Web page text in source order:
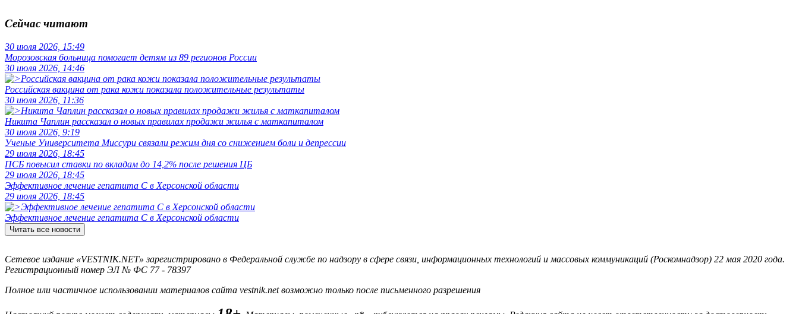
Сейчас читают
30 июля 2026, 15:49
Морозовская больница помогает детям из 89 регионов России
30 июля 2026, 14:46
Российская вакцина от рака кожи показала положительные результаты
30 июля 2026, 11:36
Никита Чаплин рассказал о новых правилах продажи жилья с маткапиталом
30 июля 2026, 9:19
Ученые Университета Миссури связали режим дня со снижением боли и депрессии
29 июля 2026, 18:45
ПСБ повысил ставки по вкладам до 14,2% после решения ЦБ
29 июля 2026, 18:45
Эффективное лечение гепатита C в Херсонской области
29 июля 2026, 18:45
Эффективное лечение гепатита C в Херсонской области
Читать все новости
Сетевое издание «VESTNIK.NET» зарегистрировано в Федеральной службе по надзору в сфере связи, информационных технологий и массовых коммуникаций (Роскомнадзор) 22 мая 2020 года.
Регистрационный номер ЭЛ № ФС 77 - 78397
Полное или частичное использовании материалов сайта vestnik.net возможно только после письменного разрешения